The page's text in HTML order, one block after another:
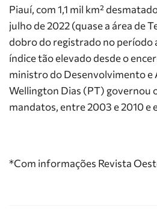
Piauí, com 1,1 mil km²
julho de 2022 (quase a área de
dobro do registrado no período
índice tão elevado desde o
ministro do Desenvolvimento e
Wellington Dias (PT) governou
mandatos, entre 2003 e 2010 e
*Com informações Revista